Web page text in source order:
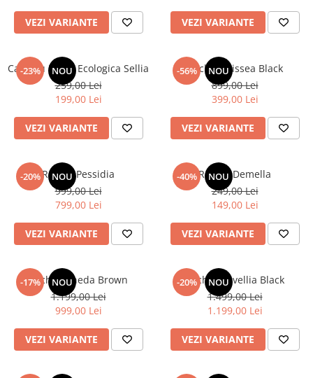
VEZI VARIANTE VEZI VARIANTE
-23% NOU
Capa cu Blana Ecologica Sellia
259,00 Lei
199,00 Lei
VEZI VARIANTE
-56% NOU
Rochie Ezissea Black
899,00 Lei
399,00 Lei
VEZI VARIANTE
-20% NOU
Rochie Pessidia
999,00 Lei
799,00 Lei
VEZI VARIANTE
-40% NOU
Rochie Demella
249,00 Lei
149,00 Lei
VEZI VARIANTE
-17% NOU
Rochie Tineda Brown
1.199,00 Lei
999,00 Lei
VEZI VARIANTE
-20% NOU
Rochie Nevellia Black
1.499,00 Lei
1.199,00 Lei
VEZI VARIANTE